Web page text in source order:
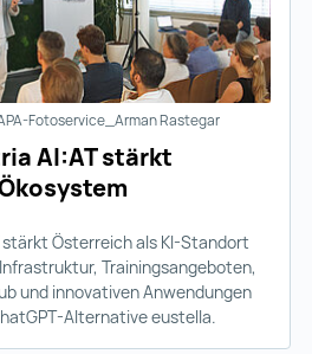
Fotoservice_Arman Rastegar
AI:AT stärkt
stärkt Österreich als KI-Standort
Trainingsangeboten,
und innovativen Anwendungen
Alternative eustella.